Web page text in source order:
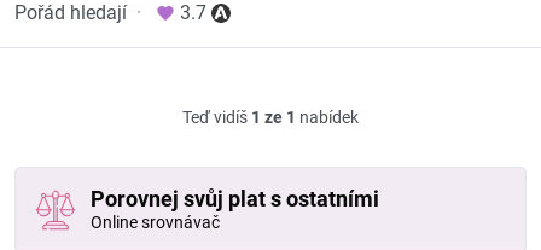
Pořád hledají · 3.7
Teď vidíš 1 ze 1 nabídek
Porovnej svůj plat s ostatními
Online srovnávač